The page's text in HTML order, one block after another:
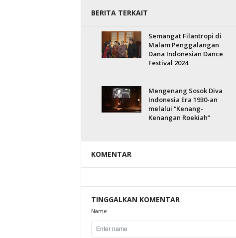
BERITA TERKAIT
Semangat Filantropi di
Malam Penggalangan
Dana Indonesian Dance
Festival 2024
Mengenang Sosok Diva
Indonesia Era 1930-an
melalui “Kenang-
Kenangan Roekiah”
KOMENTAR
TINGGALKAN KOMENTAR
Name